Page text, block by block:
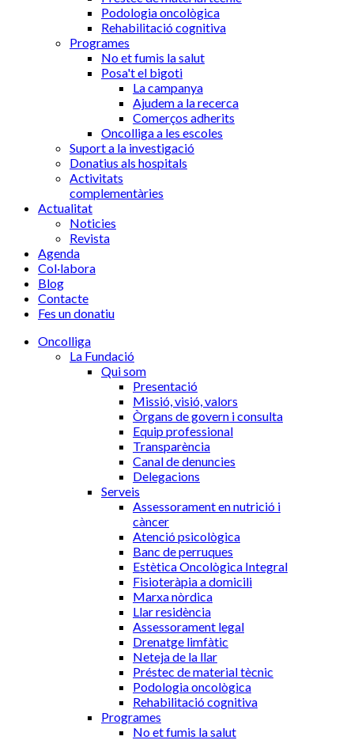
Podologia oncològica
Rehabilitació cognitiva
Programes
No et fumis la salut
Posa't el bigoti
La campanya
Ajudem a la recerca
Comerços adherits
Oncolliga a les escoles
Suport a la investigació
Donatius als hospitals
Activitats
complementàries
Actualitat
Noticies
Revista
Agenda
Col·labora
Blog
Contacte
Fes un donatiu
Oncolliga
La Fundació
Qui som
Presentació
Missió, visió, valors
Òrgans de govern i consulta
Equip professional
Transparència
Canal de denuncies
Delegacions
Serveis
Assessorament en nutrició i
càncer
Atenció psicològica
Banc de perruques
Estètica Oncològica Integral
Fisioteràpia a domicili
Marxa nòrdica
Llar residència
Assessorament legal
Drenatge limfàtic
Neteja de la llar
Préstec de material tècnic
Podologia oncològica
Rehabilitació cognitiva
Programes
No et fumis la salut